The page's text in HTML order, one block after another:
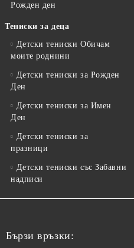
Рожден ден
Тениски за деца
Детски тениски Обичам
моите роднини
Детски тениски за Рожден
Ден
Детски тениски за Имен
Ден
Детски тениски за
празници
Детски тениски със Забавни
надписи
Бързи връзки: